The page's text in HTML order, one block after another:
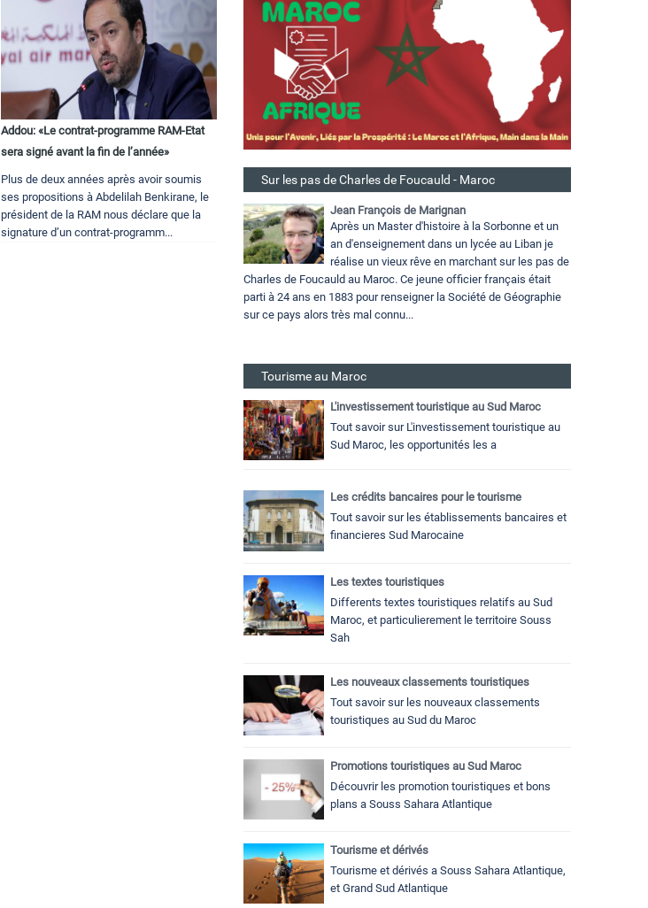
Addou: «Le contrat-programme RAM-Etat
sera signé avant la fin de l’année»
Plus de deux années après avoir soumis
ses propositions à Abdelilah Benkirane, le
président de la RAM nous déclare que la
signature d’un contrat-programm...
Sur les pas de Charles de Foucauld - Maroc
Jean François de Marignan
Après un Master d'histoire à la Sorbonne et un
an d'enseignement dans un lycée au Liban je
réalise un vieux rêve en marchant sur les pas de
Charles de Foucauld au Maroc. Ce jeune officier français était
parti à 24 ans en 1883 pour renseigner la Société de Géographie
sur ce pays alors très mal connu...
Tourisme au Maroc
L'investissement touristique au Sud Maroc
Tout savoir sur L'investissement touristique au
Sud Maroc, les opportunités les a
Les crédits bancaires pour le tourisme
Tout savoir sur les établissements bancaires et
financieres Sud Marocaine
Les textes touristiques
Differents textes touristiques relatifs au Sud
Maroc, et particulierement le territoire Souss
Sah
Les nouveaux classements touristiques
Tout savoir sur les nouveaux classements
touristiques au Sud du Maroc
Promotions touristiques au Sud Maroc
Découvrir les promotion touristiques et bons
plans a Souss Sahara Atlantique
Tourisme et dérivés
Tourisme et dérivés a Souss Sahara Atlantique,
et Grand Sud Atlantique